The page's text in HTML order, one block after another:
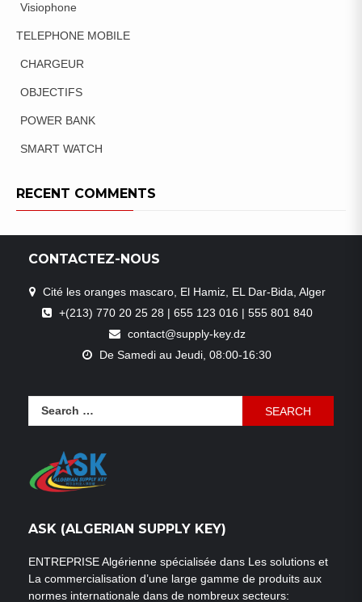
Visiophone
TELEPHONE MOBILE
CHARGEUR
OBJECTIFS
POWER BANK
SMART WATCH
RECENT COMMENTS
CONTACTEZ-NOUS
Cité les oranges mascaro, El Hamiz, EL Dar-Bida, Alger
+(213) 770 20 25 28 | 655 123 016 | 555 801 840
contact@supply-key.dz
De Samedi au Jeudi, 08:00-16:30
ASK (ALGERIAN SUPPLY KEY)
ENTREPRISE Algérienne spécialisée dans Les solutions et
La commercialisation d’une large gamme de produits aux
normes internationale dans de nombreux secteurs: